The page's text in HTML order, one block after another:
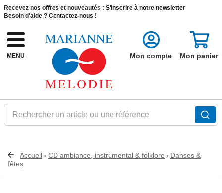
Recevez nos offres et nouveautés : S'inscrire à notre newsletter
Besoin d'aide ? Contactez-nous !
MENU
Rechercher un article ou une référence
Mon compte Mon panier
Accueil > CD ambiance, instrumental & folklore > Danses &
fêtes